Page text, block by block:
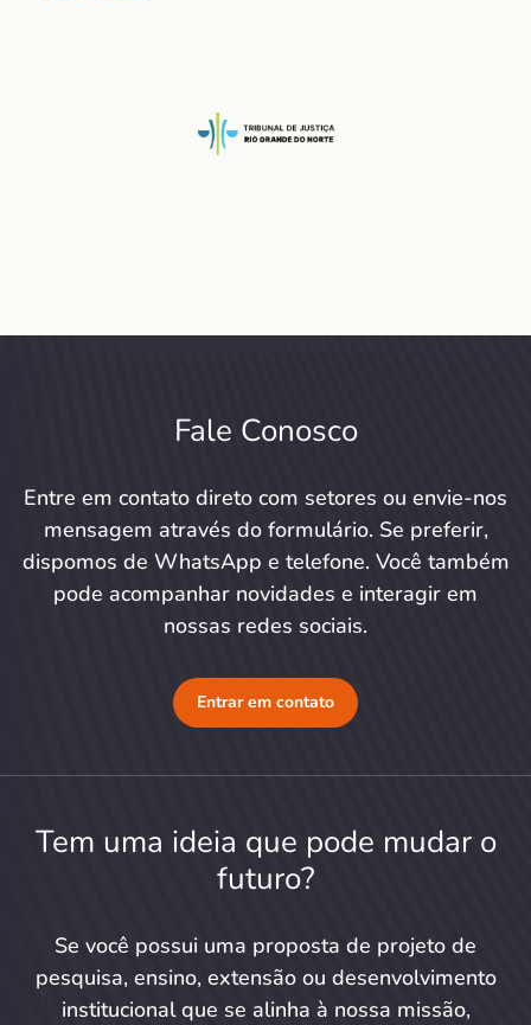
Fale Conosco
Entre em contato direto com setores ou envie-nos
mensagem através do formulário. Se preferir,
dispomos de WhatsApp e telefone. Você também
pode acompanhar novidades e interagir em
nossas redes sociais.
Entrar em contato
Tem uma ideia que pode mudar o
futuro?
Se você possui uma proposta de projeto de
pesquisa, ensino, extensão ou desenvolvimento
institucional que se alinha à nossa missão,